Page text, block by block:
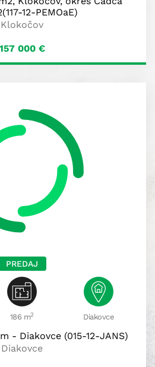
12-PEMOaE)
Klokočov
157 000 €
PREDAJ
186 m2 Diakovce
- Diakovce (015-12-JANS)
Diakovce